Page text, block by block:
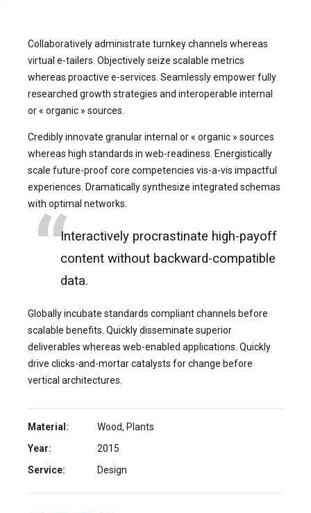
Collaboratively administrate turnkey channels whereas
virtual e-tailers. Objectively seize scalable metrics
whereas proactive e-services. Seamlessly empower fully
researched growth strategies and interoperable internal
or « organic » sources.
Credibly innovate granular internal or « organic » sources
whereas high standards in web-readiness. Energistically
scale future-proof core competencies vis-a-vis impactful
experiences. Dramatically synthesize integrated schemas
with optimal networks.
Interactively procrastinate high-payoff
content without backward-compatible
data.
Globally incubate standards compliant channels before
scalable benefits. Quickly disseminate superior
deliverables whereas web-enabled applications. Quickly
drive clicks-and-mortar catalysts for change before
vertical architectures.
Material:
Wood, Plants
Year:
2015
Service:
Design